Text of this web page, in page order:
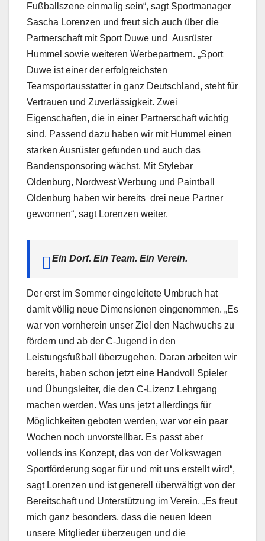
Fußballszene einmalig sein“, sagt Sportmanager
Sascha Lorenzen und freut sich auch über die
Partnerschaft mit Sport Duwe und Ausrüster
Hummel sowie weiteren Werbepartnern. „Sport
Duwe ist einer der erfolgreichsten
Teamsportausstatter in ganz Deutschland, steht für
Vertrauen und Zuverlässigkeit. Zwei
Eigenschaften, die in einer Partnerschaft wichtig
sind. Passend dazu haben wir mit Hummel einen
starken Ausrüster gefunden und auch das
Bandensponsoring wächst. Mit Stylebar
Oldenburg, Nordwest Werbung und Paintball
Oldenburg haben wir bereits drei neue Partner
gewonnen“, sagt Lorenzen weiter.
Ein Dorf. Ein Team. Ein Verein.
Der erst im Sommer eingeleitete Umbruch hat
damit völlig neue Dimensionen eingenommen. „Es
war von vornherein unser Ziel den Nachwuchs zu
fördern und ab der C-Jugend in den
Leistungsfußball überzugehen. Daran arbeiten wir
bereits, haben schon jetzt eine Handvoll Spieler
und Übungsleiter, die den C-Lizenz Lehrgang
machen werden. Was uns jetzt allerdings für
Möglichkeiten geboten werden, war vor ein paar
Wochen noch unvorstellbar. Es passt aber
vollends ins Konzept, das von der Volkswagen
Sportförderung sogar für und mit uns erstellt wird“,
sagt Lorenzen und ist generell überwältigt von der
Bereitschaft und Unterstützung im Verein. „Es freut
mich ganz besonders, dass die neuen Ideen
unsere Mitglieder überzeugen und die